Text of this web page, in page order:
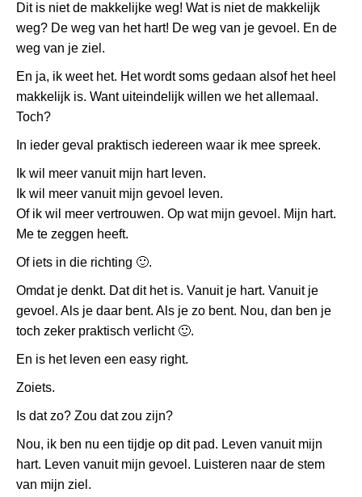
Dit is niet de makkelijke weg! Wat is niet de makkelijk
weg? De weg van het hart! De weg van je gevoel. En de
weg van je ziel.
En ja, ik weet het. Het wordt soms gedaan alsof het heel
makkelijk is. Want uiteindelijk willen we het allemaal.
Toch?
In ieder geval praktisch iedereen waar ik mee spreek.
Ik wil meer vanuit mijn hart leven.
Ik wil meer vanuit mijn gevoel leven.
Of ik wil meer vertrouwen. Op wat mijn gevoel. Mijn hart.
Me te zeggen heeft.
Of iets in die richting 🙂.
Omdat je denkt. Dat dit het is. Vanuit je hart. Vanuit je
gevoel. Als je daar bent. Als je zo bent. Nou, dan ben je
toch zeker praktisch verlicht 🙂.
En is het leven een easy right.
Zoiets.
Is dat zo? Zou dat zou zijn?
Nou, ik ben nu een tijdje op dit pad. Leven vanuit mijn
hart. Leven vanuit mijn gevoel. Luisteren naar de stem
van mijn ziel.